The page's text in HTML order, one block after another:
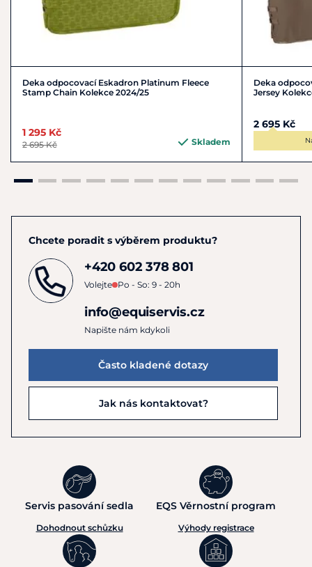
Deka odpocovací Eskadron Platinum Fleece
Stamp Chain Kolekce 2024/25
1 295 Kč
2 695 Kč Skladem
Deka
Jersey
2 695 Kč
Chcete poradit s výběrem produktu?
+420 602 378 801
Volejte Po - So: 9 - 20h
info@equiservis.cz
Napište nám kdykoli
Často kladené dotazy
Jak nás kontaktovat?
Servis pasování sedla
Dohodnout schůzku
EQS Věrnostní program
Výhody registrace